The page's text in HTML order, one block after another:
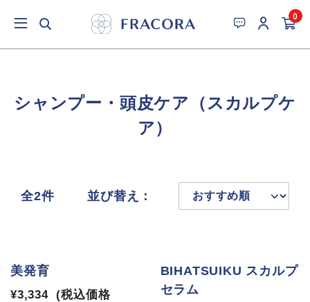
0
シャンプー・頭皮ケア（スカルプケ
ア）
全2件 並び替え：
美発育
¥3,334 (税込価格
BIHATSUIKU スカルプ
セラム